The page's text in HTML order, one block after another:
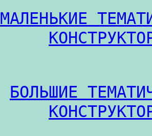
МАЛЕНЬКИЕ
БОЛЬШИЕ